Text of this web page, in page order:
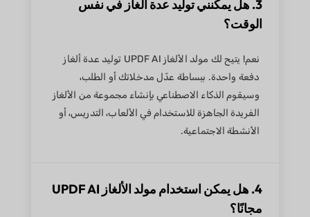
3. هل يمكنني توليد عدة ألغاز في نفس
الوقت؟
نعم! يتيح لك مولد الألغاز UPDF AI توليد عدة ألغاز
دفعة واحدة. ببساطة عدّل مدخلاتك أو الطلب،
وسيقوم الذكاء الاصطناعي بإنشاء مجموعة من الألغاز
الفريدة الجاهزة للاستخدام في الألعاب، التدريس، أو
الأنشطة الاجتماعية.
4. هل يمكن استخدام مولد الألغاز UPDF AI
مجانًا؟